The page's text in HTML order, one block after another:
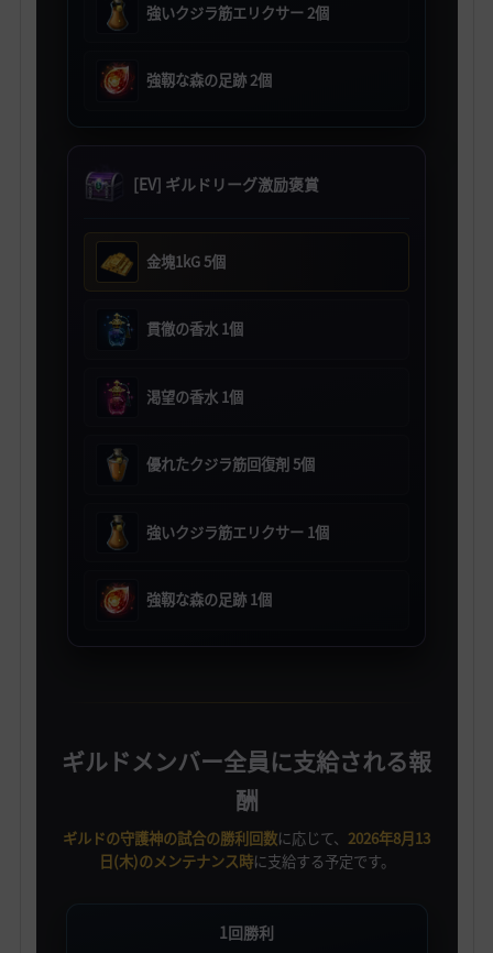
強いクジラ筋エリクサー 2個
強靱な森の足跡 2個
[EV] ギルドリーグ激励褒賞
金塊1kG 5個
貫徹の香水 1個
渇望の香水 1個
優れたクジラ筋回復剤 5個
強いクジラ筋エリクサー 1個
強靱な森の足跡 1個
ギルドメンバー全員に支給される報
酬
ギルドの守護神の試合の勝利回数に応じて、 2026年8月13
日(木)のメンテナンス時に支給する予定です。
1回勝利